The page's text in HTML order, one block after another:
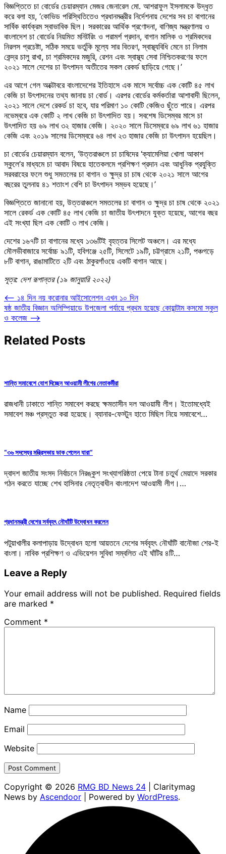
বিজ্ঞপ্তিতে চা বোর্ডের চেয়ারম্যান মেজর জেনারেল মো. আশরাফুল ইসলামকে উদ্ধৃত
করে বলা হয়, ‘কোভিড পরিস্থিতিতেও প্রধানমন্ত্রীর নির্দেশনায় দেশের সব চা বাগানের
সার্বিক কার্যক্রম স্বাভাবিক ছিল। সরকারের আর্থিক প্রণোদনা, বাণিজ্য মন্ত্রণালয় ও
বাংলাদেশ চা বোর্ডের নিয়মিত মনিটরিং ও পরামর্শ প্রদান, বাগান মালিক ও শ্রমিকদের
নিরলস প্রচেষ্টা, সঠিক সময়ে ভর্তুকি মূল্যে সার বিতরণ, স্বাস্থ্যবিধি মেনে চা নিলাম
কেন্দ্র চালু রাখা, চা শ্রমিকদের মজুরি, রেশন এবং স্বাস্থ্য সেবা নিশ্চিতকরণের ফলে
২০২১ সালে দেশের চা উৎপাদন অতীতের সকল রেকর্ড ছাড়িয়ে গেছে।’
এর আগে গেল অক্টোবরে বাংলাদেশের ইতিহাসে এক মাসে সর্বোচ্চ এক কোটি ৪৫ লাখ
কেজি চা উৎপাদনের তথ্য জানায় চা বোর্ড। এরপর বোর্ডের কর্মকর্তারা আশাবাদী ছিলেন,
২০২১ সালে দেশে রেকর্ড চা হবে, যার পরিমাণ ১০ কোটি কেজিও ছুঁতে পারে। এরপর
নভেম্বরে এক কোটি ২ লাখ কেজি চা উৎপাদিত হয়। সবশেষ ডিসেম্বর মাসে চা
উৎপাদিত হয় ৬৯ লাখ ৩২ হাজার কেজি। ২০২০ সালে ডিসেম্বরে ৬৯ লাখ ৬১ হাজার
কেজি এবং ২০১৯ সালের ডিসেম্বরে ৬৪ লাখ ২৩ হাজার কেজি চা উৎপাদন হয়েছিল।
চা বোর্ডের চেয়ারম্যান বলেন, ‘উত্তরাঞ্চলে চা চাষিদের ‘ক্যামেলিয়া খোলা আকাশ
স্কুলে’র মাধ্যমে চা আবাদ বিষয়ে হাতেকলমে প্রশিক্ষণ প্রদান এবং আধুনিক প্রযুক্তি
সরবরাহের ফলে শুধু সমতলের চা বাগান ও ক্ষুদ্র চা চাষ থেকে ২০২১ সালে আগের
বছরের তুলনায় ৪১ শতাংশ বেশি চা উৎপাদন সম্ভব হয়েছে।’
বিজ্ঞপ্তিতে জানানো হয়, উত্তরাঞ্চলে সমতলের চা বাগান ও ক্ষুদ্র চা চাষ থেকে ২০২১
সালে রেকর্ড এক কোটি ৪৫ লাখ কেজি চা জাতীয় উৎপাদনে যুক্ত হয়েছে, আগের বছর
এই সংখ্যা ছিল এক কোটি ৩ লাখ কেজি।
দেশের ১৬৭টি চা বাগানের মধ্যে ১৩৬টিই বৃহত্তর সিলেট অঞ্চলে। এর মধ্যে
মৌলভীবাজারে সর্বোচ্চ ৯১টি, হবিগঞ্জে ২৫টি, সিলেটে ১৯টি, চট্টগ্রামে ২১টি, পঞ্চগড়ে
৮টি বাগান, রাঙামাটিতে ২টি এবং ঠাকুরগাঁওয়ে একটি বাগান আছে।
সূত্র: দেশ রূপান্তর (১৯ জানুয়ারি ২০২২)
Post
navigation
⟵ ১৪ দিন নয় করোনার আইসোলেশন এখন ১০ দিন
ষষ্ঠ জাতীয় বিজ্ঞান অলিম্পিয়াডে উপজেলা পর্যায়ে প্রথম হয়েছে কোয়ান্টাম কসমো স্কুল
ও কলেজ ⟶
Related Posts
শান্তি সমাবেশে যোগ দিচ্ছেন আওয়ামী লীগের নেতাকর্মীরা
রাজধানী ঢাকাতে শান্তি সমাবেশ করছে ক্ষমতাসীন দল আওয়ামী লীগ। ইতোমধ্যেই
সমাবেশ মঞ্চ প্রস্তুত করা হয়েছে। ব্যানার-ফেস্টুন হাতে মিছিল নিয়ে সমাবেশে…
“৩৬ সদস্যের মন্ত্রিসভায় ডাক পেলেন যারা“
দ্বাদশ জাতীয় সংসদ নির্বাচনে নিরঙ্কুশ সংখ্যাগরিষ্ঠতা পেয়ে টানা চতুর্থ মেয়াদে সরকার
গঠন করতে যাচ্ছে শেখ হাসিনার নেতৃত্বাধীন বাংলাদেশ আওয়ামী লীগ।…
প্রধানমন্ত্রী দেশের সর্ববৃহৎ নৌঘাঁটি উদ্বোধন করলেন
পটুয়াখালীর কলাপাড়ায় উদ্বোধন হলো আয়তনে দেশের সর্ববৃহৎ নৌঘাঁটি বানৌজা শের-ই
বাংলা। নাবিক প্রশিক্ষণ ও এভিয়েশন সুবিধা সম্বলিত এই ঘাঁটির ৪টি…
Leave a Reply
Your email address will not be published. Required fields
are marked *
Comment *
Name
Email
Website
Copyright © 2026 RMG BD News 24 | Claritymag
News by Ascendoor | Powered by WordPress.